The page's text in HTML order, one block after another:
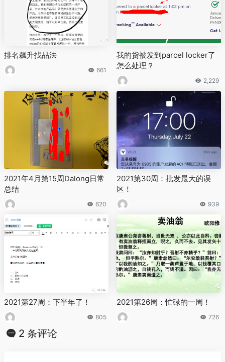
排名飙升找品法
661
我的货被发到parcel locker了
怎么处理？
2,229
2021年4月第15周Dalong日常
总结
620
2021第30周：批发最大的误
区！
939
2021第27周：下半年了！
805
2021第26周：忙碌的一周！
726
2 条评论